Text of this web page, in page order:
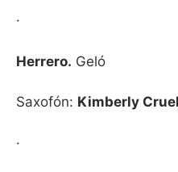
·
Herrero. Geló
Saxofón: Kimberly
·